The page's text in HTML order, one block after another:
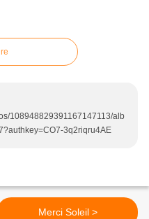
108948829391167147113/alb
3q2riqru4AE
Merci Soleil >